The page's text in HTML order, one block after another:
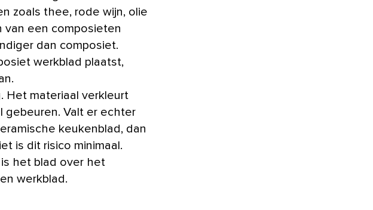
zoals thee, rode wijn, olie
van een composieten
dan composiet.
werkblad plaatst,
Het materiaal verkleurt
gebeuren. Valt er echter
keukenblad, dan
is dit risico minimaal.
het blad over het
werkblad.